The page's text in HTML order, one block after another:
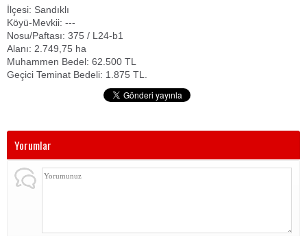
İlçesi: Sandıklı
Köyü-Mevkii: ---
Nosu/Paftası: 375 / L24-b1
Alanı: 2.749,75 ha
Muhammen Bedel: 62.500 TL
Geçici Teminat Bedeli: 1.875 TL.
Yorumlar